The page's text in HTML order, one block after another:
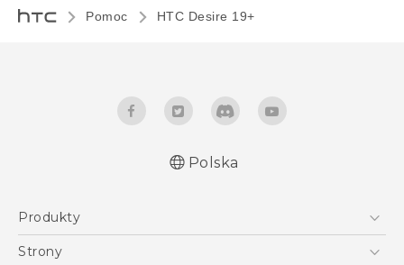
Pomoc ‎HTC Desire 19+‎‎
Polska
Produkty
Smartfony
Strony